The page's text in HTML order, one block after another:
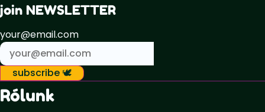
join NEWSLETTER
your@email.com
subscribe 🕊️
Rólunk